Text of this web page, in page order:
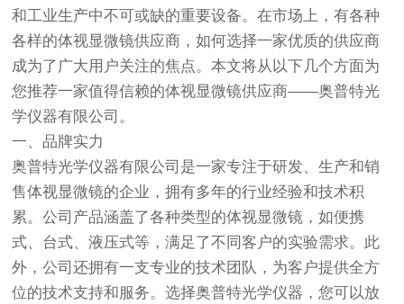
和工业生产中不可或缺的重要设备。在市场上，有各种
各样的体视显微镜供应商，如何选择一家优质的供应商
成为了广大用户关注的焦点。本文将从以下几个方面为
您推荐一家值得信赖的体视显微镜供应商——奥普特光
学仪器有限公司。
一、品牌实力
奥普特光学仪器有限公司是一家专注于研发、生产和销
售体视显微镜的企业，拥有多年的行业经验和技术积
累。公司产品涵盖了各种类型的体视显微镜 ，如便携
式、台式、液压式等，满足了不同客户的实验需求。此
外，公司还拥有一支专业的技术团队，为客户提供全方
位的技术支持和服务。选择奥普特光学仪器，您可以放